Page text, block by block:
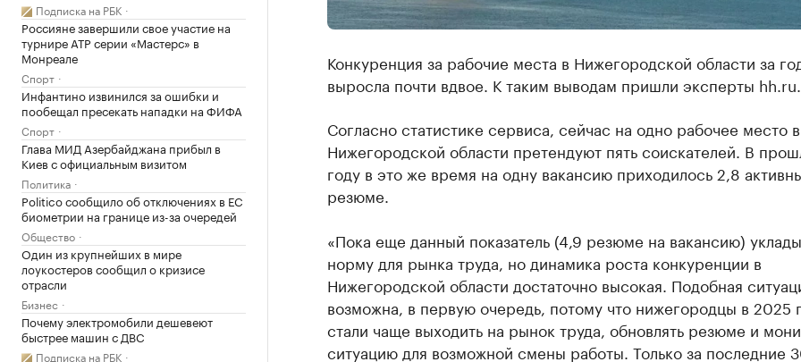
Подписка на РБК
Россияне завершили свое участие на
турнире ATP серии «Мастерс» в
Монреале
Спорт
Инфантино извинился за ошибки и
пообещал пресекать нападки на ФИФА
Спорт
Глава МИД Азербайджана прибыл в
Киев с официальным визитом
Политика
Politico сообщило об отключениях в ЕС
биометрии на границе из-за очередей
Общество
Один из крупнейших в мире
лоукостеров сообщил о кризисе
отрасли
Бизнес
Почему электромобили дешевеют
быстрее машин с ДВС
Подписка на РБК
Конкуренция за рабочие места в Нижегородской области за
выросла почти вдвое. К таким выводам пришли эксперты hh.ru.
Согласно статистике сервиса, сейчас на одно рабочее место в
Нижегородской области претендуют пять соискателей. В
году в это же время на одну вакансию приходилось 2,8
резюме.
«Пока еще данный показатель (4,9 резюме на вакансию)
норму для рынка труда, но динамика роста конкуренции в
Нижегородской области достаточно высокая. Подобная
возможна, в первую очередь, потому что нижегородцы в 2025
стали чаще выходить на рынок труда, обновлять резюме и
ситуацию для возможной смены работы. Только за последние